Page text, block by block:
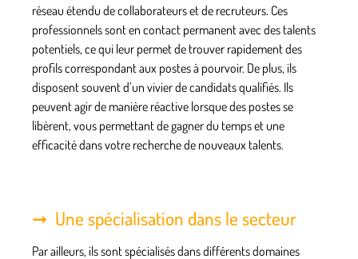
réseau étendu de collaborateurs et de recruteurs. Ces
professionnels sont en contact permanent avec des talents
potentiels, ce qui leur permet de trouver rapidement des
profils correspondant aux postes à pourvoir. De plus, ils
disposent souvent d’un vivier de candidats qualifiés. Ils
peuvent agir de manière réactive lorsque des postes se
libèrent, vous permettant de gagner du temps et une
efficacité dans votre recherche de nouveaux talents.
Une spécialisation dans le secteur
Par ailleurs, ils sont spécialisés dans différents domaines